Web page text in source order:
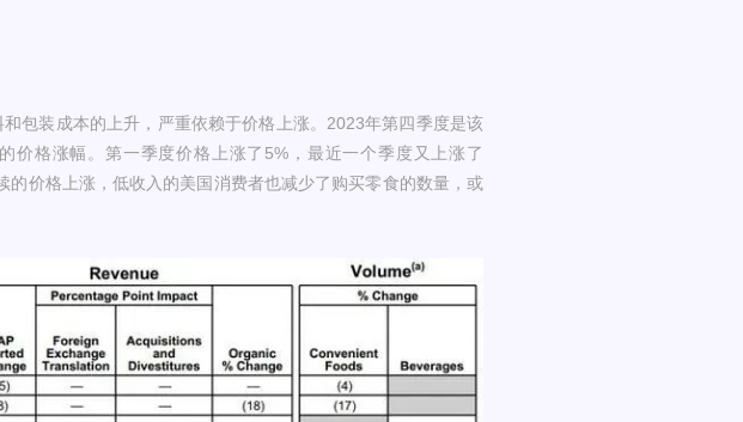
包装成本的上升，严重依赖于价格上涨。2023年第四季度是该
价格涨幅。第一季度价格上涨了5%，最近一个季度又上涨了
的价格上涨，低收入的美国消费者也减少了购买零食的数量，或